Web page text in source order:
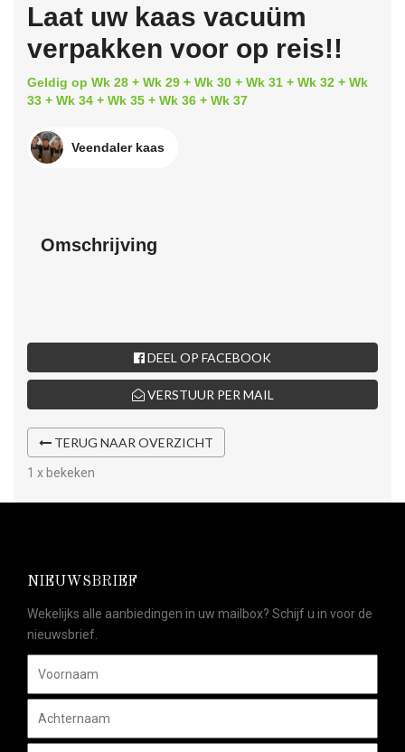
Laat uw kaas vacuüm
verpakken voor op reis!!
Geldig op Wk 28 + Wk 29 + Wk 30 + Wk 31 + Wk 32 + Wk
33 + Wk 34 + Wk 35 + Wk 36 + Wk 37
Veendaler kaas
Omschrijving
DEEL OP FACEBOOK
VERSTUUR PER MAIL
TERUG NAAR OVERZICHT
1 x bekeken
NIEUWSBRIEF
Wekelijks alle aanbiedingen in uw mailbox? Schijf u in voor de
nieuwsbrief.